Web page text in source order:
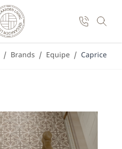
/ Brands / Equipe / Caprice